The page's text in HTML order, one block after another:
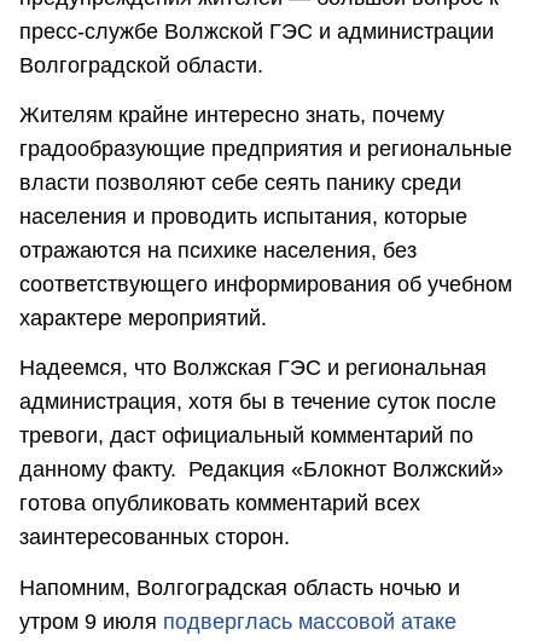
пресс-службе Волжской ГЭС и администрации
Волгоградской области.
Жителям крайне интересно знать, почему
градообразующие предприятия и региональные
власти позволяют себе сеять панику среди
населения и проводить испытания, которые
отражаются на психике населения, без
соответствующего информирования об учебном
характере мероприятий.
Надеемся, что Волжская ГЭС и региональная
администрация, хотя бы в течение суток после
тревоги, даст официальный комментарий по
данному факту. Редакция «Блокнот Волжский»
готова опубликовать комментарий всех
заинтересованных сторон.
Напомним, Волгоградская область ночью и
утром 9 июля подверглась массовой атаке